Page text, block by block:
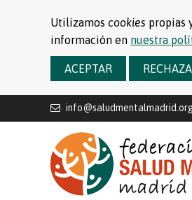
Utilizamos cookies propias
información en nuestra
ACEPTAR